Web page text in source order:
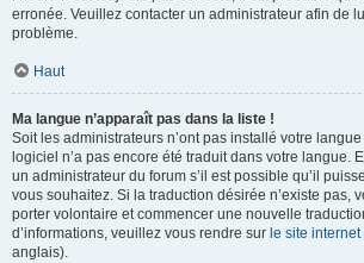
erronée. Veuillez contacter un administrateur afin de
problème.
Haut
Ma langue n’apparaît pas dans la liste !
Soit les administrateurs n’ont pas installé votre
logiciel n’a pas encore été traduit dans votre langue.
un administrateur du forum s’il est possible qu’il
vous souhaitez. Si la traduction désirée n’existe pas,
porter volontaire et commencer une nouvelle
d’informations, veuillez vous rendre sur le site
anglais).